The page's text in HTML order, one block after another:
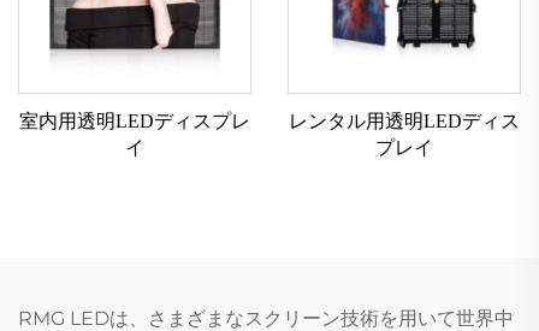
室内用透明LEDディスプレ
イ
レンタル用透明LEDディス
プレイ
RMG LEDは、さまざまなスクリーン技術を用いて世界中